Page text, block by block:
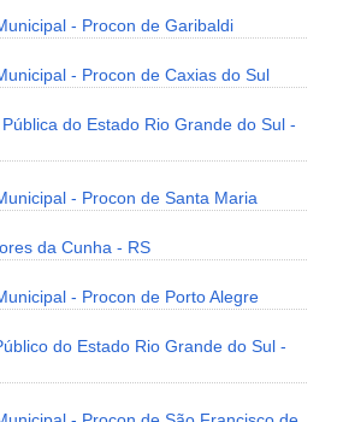
- Procon de Garibaldi
- Procon de Caxias do Sul
do Estado Rio Grande do Sul -
- Procon de Santa Maria
da Cunha - RS
- Procon de Porto Alegre
do Estado Rio Grande do Sul -